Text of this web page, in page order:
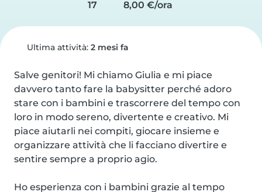
17
8,00 €/ora
Ultima attività: 2 mesi fa
Salve genitori! Mi chiamo Giulia e mi piace
davvero tanto fare la babysitter perché adoro
stare con i bambini e trascorrere del tempo con
loro in modo sereno, divertente e creativo. Mi
piace aiutarli nei compiti, giocare insieme e
organizzare attività che li facciano divertire e
sentire sempre a proprio agio.
Ho esperienza con i bambini grazie al tempo